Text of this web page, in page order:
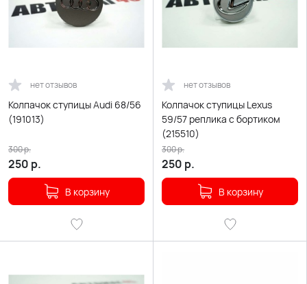
нет отзывов
Колпачок ступицы Audi 68/56
(191013)
250 р.
300р.
В корзину
нет отзывов
Колпачок ступицы Lexus
59/57 реплика с бортиком
(215510)
250 р.
300р.
В корзину